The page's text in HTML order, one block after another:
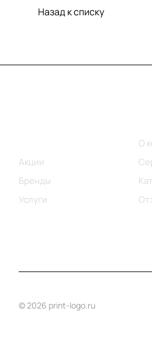
Назад к списку
Акции
Бренды
Услуги
О
© 2026 print-logo.ru